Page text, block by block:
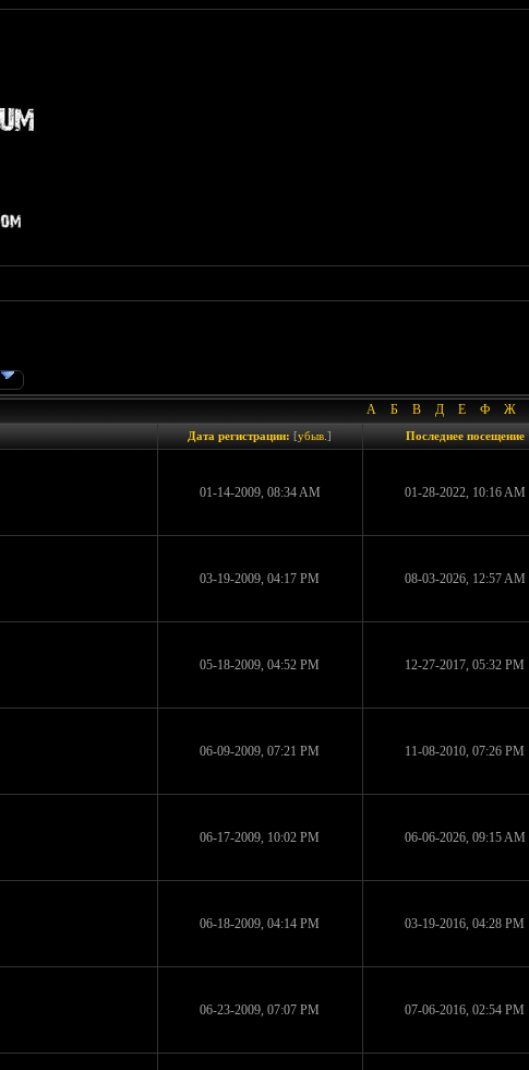
А Б В Д Е Ф Ж
Дата регистрации: [убыв. ] Последнее посещение
01-14-2009, 08:34 AM 01-28-2022, 10:16 AM
03-19-2009, 04:17 PM 08-03-2026, 12:57 AM
05-18-2009, 04:52 PM 12-27-2017, 05:32 PM
06-09-2009, 07:21 PM 11-08-2010, 07:26 PM
06-17-2009, 10:02 PM 06-06-2026, 09:15 AM
06-18-2009, 04:14 PM 03-19-2016, 04:28 PM
06-23-2009, 07:07 PM 07-06-2016, 02:54 PM